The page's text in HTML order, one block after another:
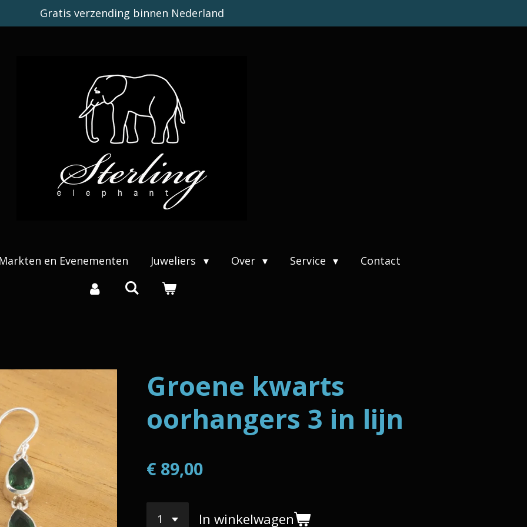
Gratis verzending binnen Nederland
Markten en Evenementen Juweliers Over Service Contact
Groene kwarts
oorhangers 3 in lijn
€ 89,00
In winkelwagen